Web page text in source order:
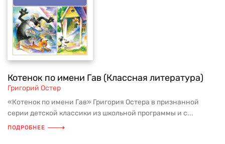
Котенок по имени Гав (Классная литература)
Григорий Остер
«Котенок по имени Гав» Григория Остера в признанной
серии детской классики из школьной программы и с...
ПОДРОБНЕЕ